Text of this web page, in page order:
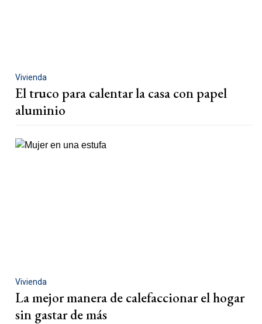
Vivienda
El truco para calentar la casa con papel
aluminio
Vivienda
La mejor manera de calefaccionar el hogar
sin gastar de más